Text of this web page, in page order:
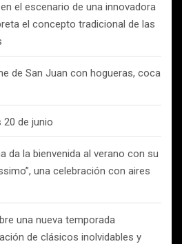
el escenario de una innovadora
el concepto tradicional de las
de San Juan con hogueras, coca
de junio
da la bienvenida al verano con su
una celebración con aires
una nueva temporada
de clásicos inolvidables y